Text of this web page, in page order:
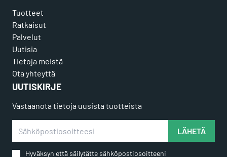
Tuotteet
Ratkaisut
Palvelut
Uutisia
Tietoja meistä
Ota yhteyttä
UUTISKIRJE
Vastaanota tietoja uusista tuotteista
LÄHETÄ
Hyväksyn että säilytätte sähköpostiosoitteeni